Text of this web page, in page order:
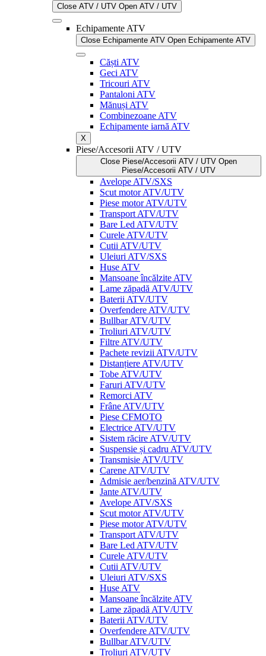
Close ATV / UTV Open ATV / UTV
Echipamente ATV
Close Echipamente ATV Open Echipamente ATV
Căști ATV
Geci ATV
Tricouri ATV
Pantaloni ATV
Mănuși ATV
Combinezoane ATV
Echipamente iarnă ATV
X
Piese/Accesorii ATV / UTV
Close Piese/Accesorii ATV / UTV Open
Piese/Accesorii ATV / UTV
Avelope ATV/SXS
Scut motor ATV/UTV
Piese motor ATV/UTV
Transport ATV/UTV
Bare Led ATV/UTV
Curele ATV/UTV
Cutii ATV/UTV
Uleiuri ATV/SXS
Huse ATV
Mansoane încălzite ATV
Lame zăpadă ATV/UTV
Baterii ATV/UTV
Overfendere ATV/UTV
Bullbar ATV/UTV
Troliuri ATV/UTV
Filtre ATV/UTV
Pachete revizii ATV/UTV
Distanțiere ATV/UTV
Tobe ATV/UTV
Faruri ATV/UTV
Remorci ATV
Frâne ATV/UTV
Piese CFMOTO
Electrice ATV/UTV
Sistem răcire ATV/UTV
Suspensie și cadru ATV/UTV
Transmisie ATV/UTV
Carene ATV/UTV
Admisie aer/benzină ATV/UTV
Jante ATV/UTV
Avelope ATV/SXS
Scut motor ATV/UTV
Piese motor ATV/UTV
Transport ATV/UTV
Bare Led ATV/UTV
Curele ATV/UTV
Cutii ATV/UTV
Uleiuri ATV/SXS
Huse ATV
Mansoane încălzite ATV
Lame zăpadă ATV/UTV
Baterii ATV/UTV
Overfendere ATV/UTV
Bullbar ATV/UTV
Troliuri ATV/UTV